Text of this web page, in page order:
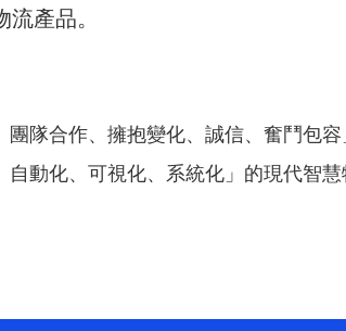
產品。
團隊合作、擁抱變化、誠信、奮鬥包
動化、可視化、系統化」的現代智